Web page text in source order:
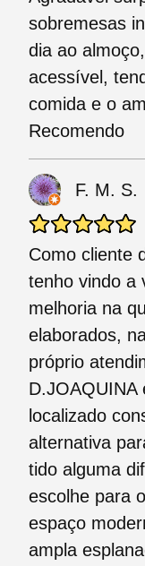
sobremesas
dia ao
acessível,
comida e o
Recomendo
F. M. S.
Como cliente
tenho vindo a
melhoria na
elaborados,
próprio
D.JOAQUINA
localizado
alternativa
tido alguma
escolhe para
espaço
ampla